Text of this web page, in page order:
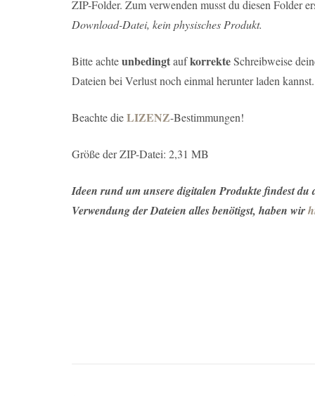
ZIP-Folder. Zum verwenden musst du diesen Folder
Download-Datei, kein physisches Produkt.
Bitte achteunbedingtaufkorrekteSchreibweise
Dateien bei Verlust noch einmal herunter laden kannst.
Beachte dieLIZENZ-Bestimmungen!
Größe der ZIP-Datei: 2,31 MB
Ideen rund um unsere digitalen Produkte findest du
Verwendung der Dateien alles benötigst, haben wir